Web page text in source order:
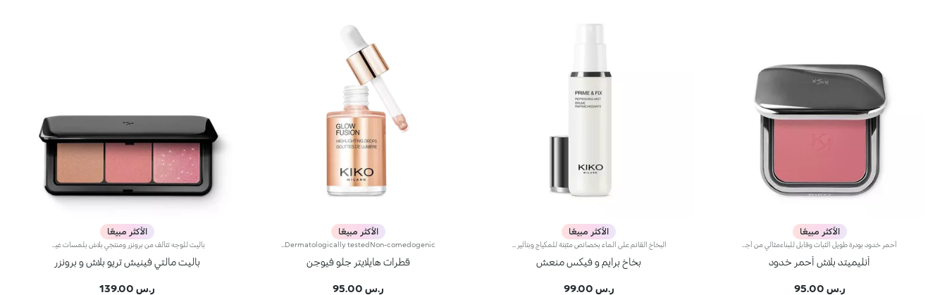
الأكثر مبيعًا
أنليميتد بلاش أحمر خدود
ر.س 95.00
الأكثر مبيعًا
بخاخ برايم و فيكس منعش
ر.س 99.00
الأكثر مبيعًا
قطرات هايلايتر جلو فيوجن
ر.س 95.00
الأكثر مبيعًا
باليت مالتي فينيش تريو بلاش و برونزر
ر.س 139.00